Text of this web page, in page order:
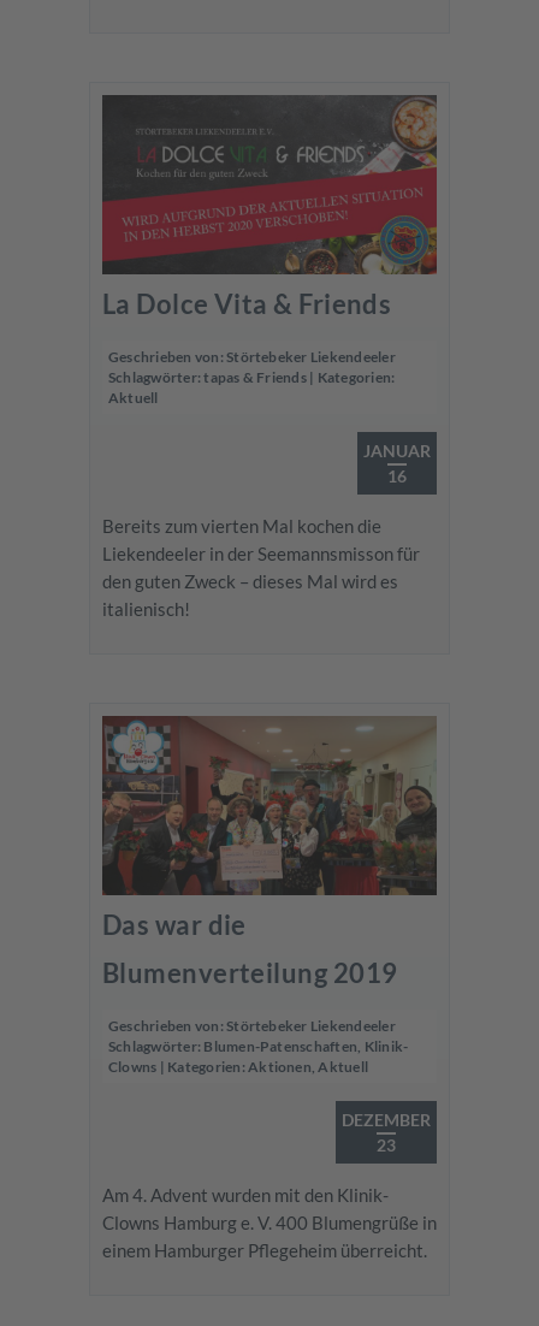
La Dolce Vita & Friends
Geschrieben von: Störtebeker Liekendeeler
Schlagwörter:tapas & Friends | Kategorien:
Aktuell
JANUAR
16
Bereits zum vierten Mal kochen die
Liekendeeler in der Seemannsmisson für
den guten Zweck – dieses Mal wird es
italienisch!
Das war die
Blumenverteilung 2019
Geschrieben von: Störtebeker Liekendeeler
Schlagwörter: Blumen-Patenschaften Klinik-
Clowns | Kategorien: Aktionen Aktuell
DEZEMBER
23
Am 4. Advent wurden mit den Klinik-
Clowns Hamburg e. V. 400 Blumengrüße in
einem Hamburger Pflegeheim überreicht.